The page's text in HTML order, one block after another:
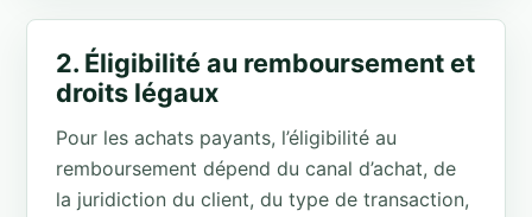
2. Éligibilité au remboursement et
droits légaux
Pour les achats payants, l’éligibilité au
remboursement dépend du canal d’achat, de
la juridiction du client, du type de transaction,